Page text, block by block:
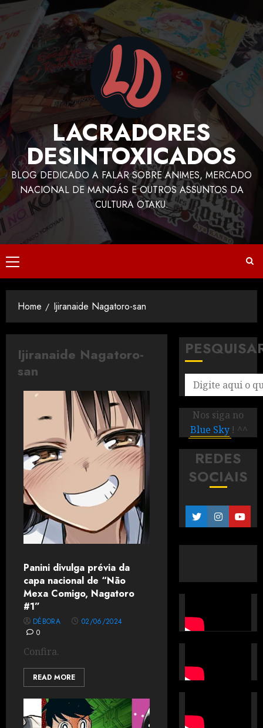
LACRADORES
DESINTOXICADOS
BLOG DEDICADO A FALAR SOBRE ANIMES, MERCADO
NACIONAL DE MANGÁS E OUTROS ASSUNTOS DA
CULTURA OTAKU.
Home Ijiranaide Nagatoro-san
Ijiranaide Nagatoro-
san
Panini divulga prévia da
capa nacional de “Não
Mexa Comigo, Nagatoro
#1”
DÉBORA
02/06/2024
0
Confira.
READ MORE
Nos siga no
Blue Sky ! ^^
REDES
SOCIAIS